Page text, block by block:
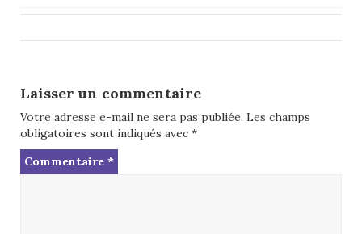
navigation
Laisser un commentaire
Votre adresse e-mail ne sera pas publiée. Les champs
obligatoires sont indiqués avec *
Commentaire *